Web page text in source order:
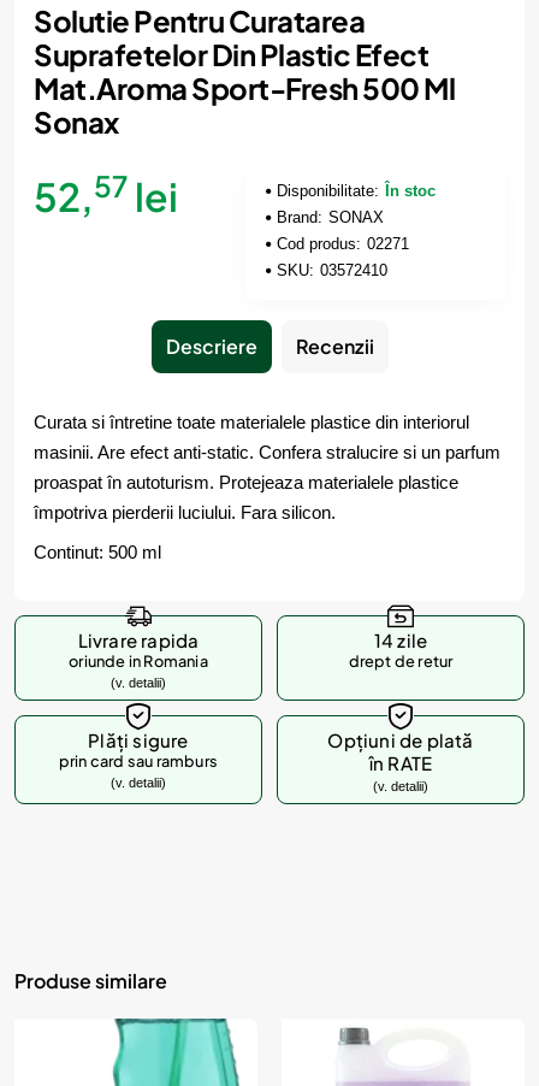
Solutie Pentru Curatarea
Suprafetelor Din Plastic Efect
Mat.Aroma Sport-Fresh 500 Ml
Sonax
52,57 lei Disponibilitate:
În stoc
Brand: SONAX
Cod produs: 02271
SKU: 03572410
Descriere Recenzii
Curata si întretine toate materialele plastice din interiorul
masinii. Are efect anti-static. Confera stralucire si un parfum
proaspat în autoturism. Protejeaza materialele plastice
împotriva pierderii luciului. Fara silicon.
Continut: 500 ml
Livrare rapida
oriunde in Romania
(v. detalii)
14 zile
drept de retur
Plăți sigure
prin card sau ramburs
(v. detalii)
Opțiuni de plată
în RATE
(v. detalii)
Produse similare